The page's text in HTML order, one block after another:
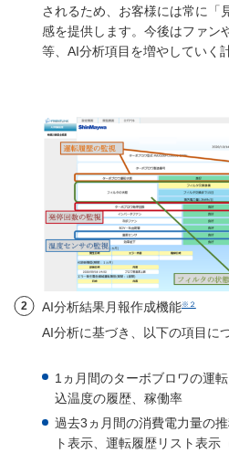
されるため、お客様には常に「
感を提供します。今後はファン
等、AI分析項目を増やしていく
2 AI分析結果月報作成機能※２
AI分析に基づき、以下の項目に
1ヵ月間のターボブロワの運
込温度の履歴、稼働率
過去3ヵ月間の消費電力量の
ト表示、運転履歴リスト表示